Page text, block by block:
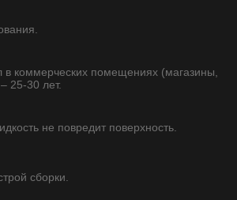
в коммерческих помещениях (магазины,
25-30 лет.
не повредит поверхность.
сборки.